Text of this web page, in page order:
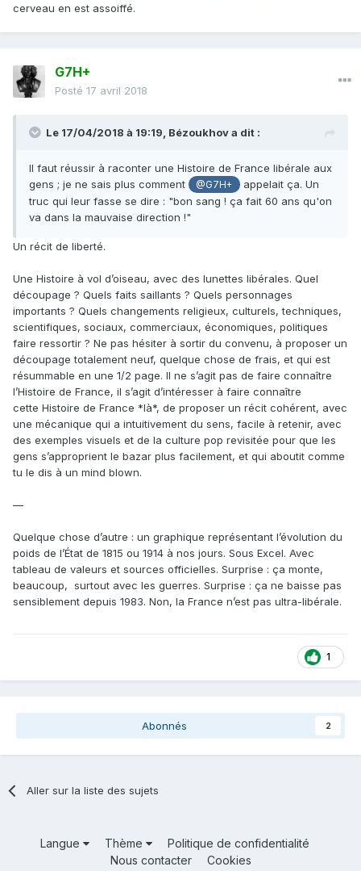
cerveau en est assoiffé.
G7H+
Posté 17 avril 2018
Le 17/04/2018 à 19:19, Bézoukhova dit :
Il faut réussir à raconter une Histoire de France libérale aux
gens ; je ne sais plus comment
@G7H+
appelait ça. Un
truc qui leur fasse se dire : "bon sang ! ça fait 60 ans qu'on
va dans la mauvaise direction !"
Un récit de liberté.
Une Histoire à vol d’oiseau, avec des lunettes libérales. Quel
découpage ? Quels faits saillants ? Quels personnages
importants ? Quels changements religieux, culturels, techniques,
scientifiques, sociaux, commerciaux, économiques, politiques
faire ressortir ? Ne pas hésiter à sortir du convenu, à proposer un
découpage totalement neuf, quelque chose de frais, et qui est
résummable en une 1/2 page. Il ne s’agit pas de faire connaître
l’Histoire de France, il s’agit d’intéresser à faire connaître
cette Histoire de France *là*, de proposer un récit cohérent, avec
une mécanique qui a intuitivement du sens, facile à retenir, avec
des exemples visuels et de la culture pop revisitée pour que les
gens s’approprient le bazar plus facilement, et qui aboutit comme
tu le dis à un mind blown.
—
Quelque chose d’autre : un graphique représentant l’évolution du
poids de l’État de 1815 ou 1914 à nos jours. Sous Excel. Avec
tableau de valeurs et sources officielles. Surprise : ça monte,
beaucoup, surtout avec les guerres. Surprise : ça ne baisse pas
sensiblement depuis 1983. Non, la France n’est pas ultra-libérale.
1
Abonnés 2
Aller sur la liste des sujets
Langue Thème
Politique de confidentialité
Nous contacter
Cookies